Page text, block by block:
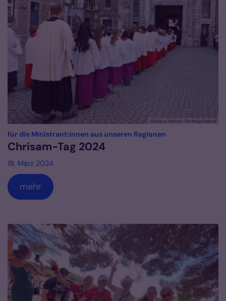
© Bistum Aachen / Andreas Steindl
für die Ministrant:innen aus unseren Regionen
Chrisam-Tag 2024
19. März 2024
mehr